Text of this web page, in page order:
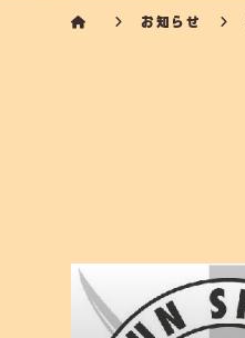
お知らせ